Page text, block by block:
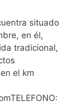
situado
en él,
tradicional,
el km